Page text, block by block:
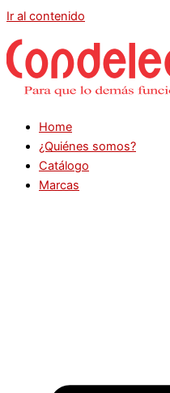
Ir al contenido
Home
¿Quiénes somos?
Catálogo
Marcas